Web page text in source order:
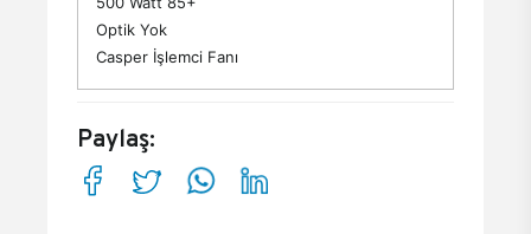
Optik Yok
Casper İşlemci Fanı
Paylaş: